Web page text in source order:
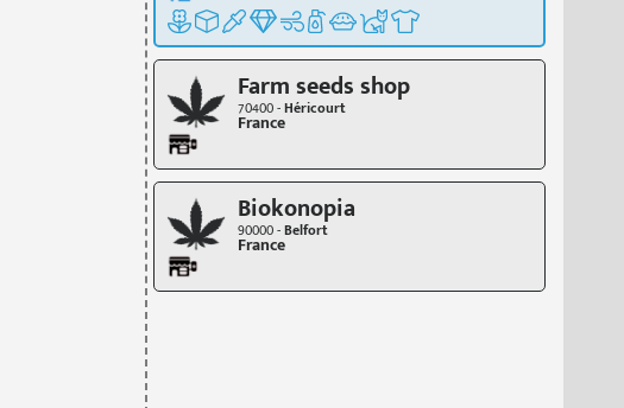
Farm seeds shop
70400 -Héricourt
France
Biokonopia
90000 -Belfort
France